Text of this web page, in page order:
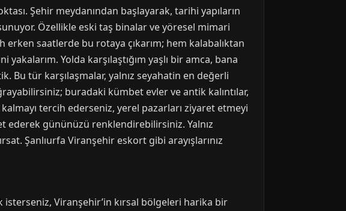
Şehir meydanından başlayarak, tarihi yapıların
Özellikle eski taş binalar ve yöresel mimari
saatlerde bu rotaya çıkarım; hem kalabalıktan
Yolda karşılaştığım yaşlı bir amca, bana
Bu tür karşılaşmalar, yalnız seyahatin en değerli
buradaki kümbet evler ve antik kalıntılar,
tercih ederseniz, yerel pazarları ziyaret etmeyi
ederek gününüzü renklendirebilirsiniz. Yalnız
Şanlıurfa Viranşehir eskort gibi arayışlarınız
Viranşehir’in kırsal bölgeleri harika bir